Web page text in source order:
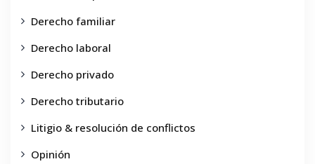
Derecho familiar
Derecho laboral
Derecho privado
Derecho tributario
Litigio & resolución de conflictos
Opinión